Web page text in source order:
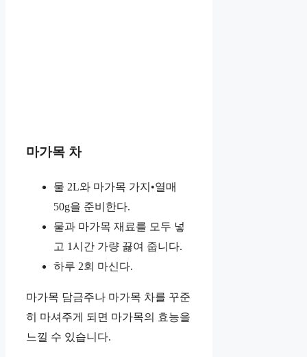
마가목 차
물 2L와 마가목 가지•열매
50g을 준비한다.
물과 마가목 재료를 모두 넣
고 1시간 가량 끓여 줍니다.
하루 2회 마신다.
마가목 담금주나 마가목 차를 꾸준
히 마셔주게 되면 마가목의 효능을
느낄 수 있습니다.